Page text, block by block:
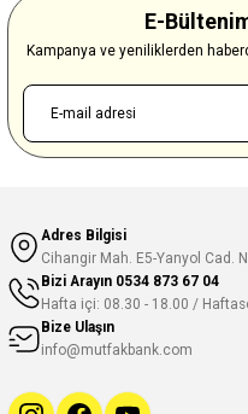
E-
Kampanya ve yeniliklerden
Adres Bilgisi
Cihangir Mah. E5-Yanyol Cad.
Bizi Arayın 0534 873 67 04
Hafta içi: 08.30 - 18.00 /
Bize Ulaşın
info@mutfakbank.com